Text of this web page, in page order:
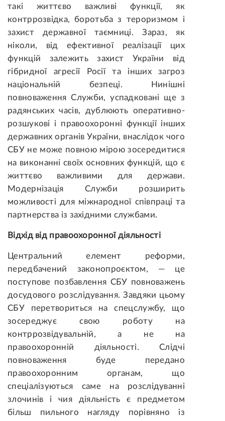
такі життєво важливі функції, як
контррозвідка, боротьба з тероризмом і
захист державної таємниці. Зараз, як
ніколи, від ефективної реалізації цих
функцій залежить захист України від
гібридної агресії Росії та інших загроз
національній безпеці. Нинішні
повноваження Служби, успадковані ще з
радянських часів, дублюють оперативно-
розшукові і правоохоронні функції інших
державних органів України, внаслідок чого
СБУ не може повною мірою зосередитися
на виконанні своїх основних функцій, що є
життєво важливими для держави.
Модернізація Служби розширить
можливості для міжнародної співпраці та
партнерства із західними службами.
Відхід від правоохоронної діяльності
Центральний елемент реформи,
передбачений законопроєктом, — це
поступове позбавлення СБУ повноважень
досудового розслідування. Завдяки цьому
СБУ перетвориться на спецслужбу, що
зосереджує свою роботу на
контррозвідувальній, а не на
правоохоронній діяльності. Слідчі
повноваження будe передано
правоохоронним органам, що
спеціалізуються саме на розслідуванні
злочинів і чия діяльність є предметом
більш пильного нагляду порівняно із